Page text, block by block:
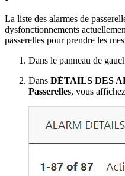
La liste des alarmes de
dysfonctionnements
passerelles pour prendre les
Dans le panneau de
Dans DÉTAILS DES
Passerelles, vous